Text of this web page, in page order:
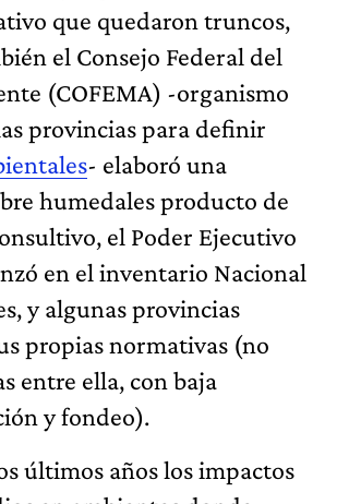
que quedaron truncos,
el Consejo Federal del
(COFEMA) -organismo
provincias para definir
- elaboró una
humedales producto de
el Poder Ejecutivo
en el inventario Nacional
y algunas provincias
propias normativas (no
entre ella, con baja
y fondeo).
últimos años los impactos